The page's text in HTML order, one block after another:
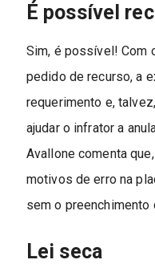
É possível
Sim, é possível! Com
pedido de recurso, a
requerimento e,
ajudar o infrator a
Avallone comenta
motivos de erro na
sem o preenchimento
Lei seca